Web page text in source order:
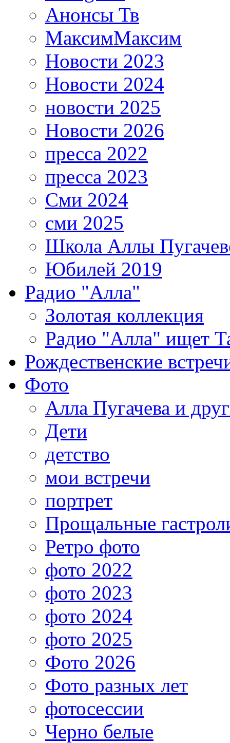
Анонсы Тв
МаксимМаксим
Новости 2023
Новости 2024
новости 2025
Новости 2026
пресса 2022
пресса 2023
Сми 2024
сми 2025
Школа Аллы
Юбилей 2019
Радио "Алла"
Золотая коллекция
Радио "Алла" ищет
Рождественские
Фото
Алла Пугачева и
Дети
детство
мои встречи
портрет
Прощальные
Ретро фото
фото 2022
фото 2023
фото 2024
фото 2025
Фото 2026
Фото разных лет
фотосессии
Черно белые